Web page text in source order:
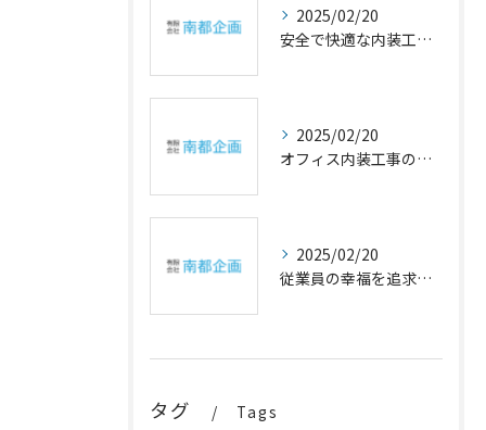
2025/02/20
安全で快適な内装工事の重要性
2025/02/20
オフィス内装工事の幸福設計
2025/02/20
従業員の幸福を追求するオフィスの内装アイデア
タグ Tags